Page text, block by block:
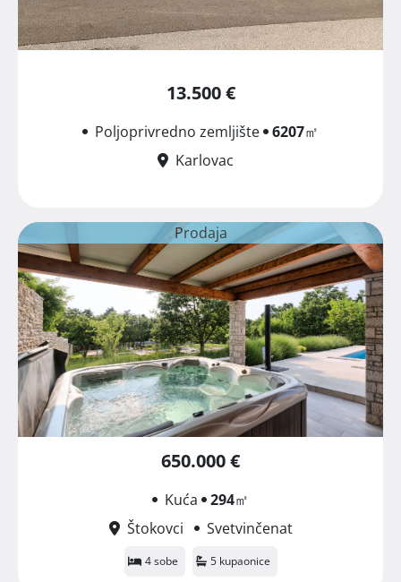
13.500 €
Poljoprivredno zemljište 6207㎡
Karlovac
Prodaja
650.000 €
Kuća 294㎡
Štokovci
Svetvinčenat
4 sobe 5 kupaonice